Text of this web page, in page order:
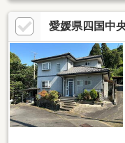
愛媛県四国中